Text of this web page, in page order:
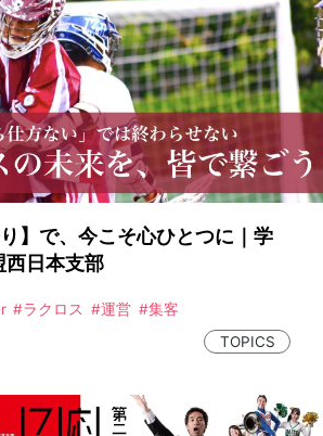
指導 学生トレーナー
リーダーシップ
ラクロス ソフトテニス
式野球 主将
ニング メンタル
ドボール テニス
】で、今こそ心ひとつに｜学
西日本支部
ラクロス 運営
集客
TOPICS